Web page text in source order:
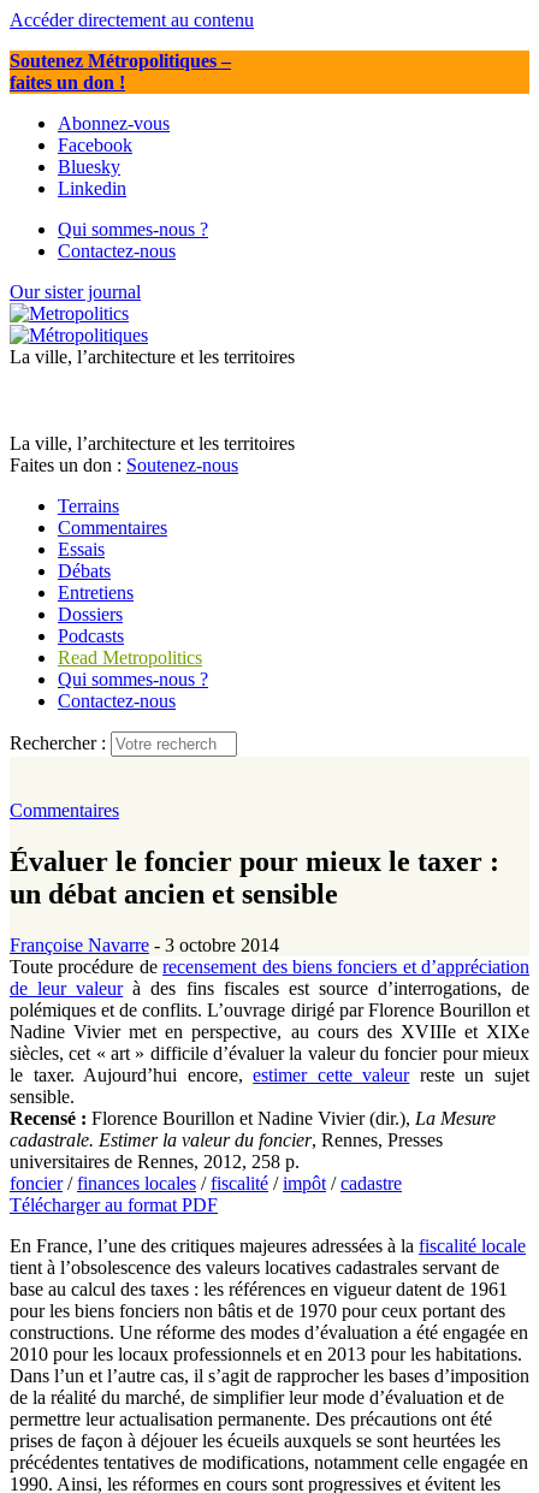
Accéder directement au contenu
Soutenez Métropolitiques–
faites un don !
Abonnez-vous
Facebook
Bluesky
Linkedin
Qui sommes-nous ?
Contactez-nous
Our sister journal
La ville, l’architecture et les territoires
La ville, l’architecture et les territoires
Faites un don : Soutenez-nous
Terrains
Commentaires
Essais
Débats
Entretiens
Dossiers
Podcasts
Read Metropolitics
Qui sommes-nous ?
Contactez-nous
Rechercher :
Commentaires
Évaluer le foncier pour mieux le taxer :
un débat ancien et sensible
Françoise Navarre - 3 octobre 2014
Toute procédure derecensement des biens fonciers et d’appréciation
de leur valeurà des fins fiscales est source d’interrogations, de
polémiques et de conflits. L’ouvrage dirigé par Florence Bourillon et
Nadine Vivier met en perspective, au cours des XVIIIe et XIXe
siècles, cet « art » difficile d’évaluer la valeur du foncier pour mieux
le taxer. Aujourd’hui encore,estimer cette valeurreste un sujet
sensible.
Recensé : Florence Bourillon et Nadine Vivier (dir.), La Mesure
cadastrale. Estimer la valeur du foncier, Rennes, Presses
universitaires de Rennes, 2012, 258 p.
foncier/finances locales /fiscalité /impôt /cadastre
Télécharger au format PDF
En France, l’une des critiques majeures adressées à la fiscalité locale
tient à l’obsolescence des valeurs locatives cadastrales servant de
base au calcul des taxes : les références en vigueur datent de 1961
pour les biens fonciers non bâtis et de 1970 pour ceux portant des
constructions. Une réforme des modes d’évaluation a été engagée en
2010 pour les locaux professionnels et en 2013 pour les habitations.
Dans l’un et l’autre cas, il s’agit de rapprocher les bases d’imposition
de la réalité du marché, de simplifier leur mode d’évaluation et de
permettre leur actualisation permanente. Des précautions ont été
prises de façon à déjouer les écueils auxquels se sont heurtées les
précédentes tentatives de modifications, notamment celle engagée en
1990. Ainsi, les réformes en cours sont progressives et évitent les